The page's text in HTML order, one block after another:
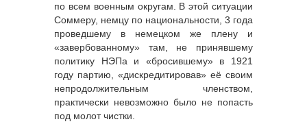
по всем военным округам. В этой ситуации
Соммеру, немцу по национальности, 3 года
проведшему в немецком же плену и
«завербованному» там, не принявшему
политику НЭПа и «бросившему» в 1921
году партию, «дискредитировав» её своим
непродолжительным членством,
практически невозможно было не попасть
под молот чистки.